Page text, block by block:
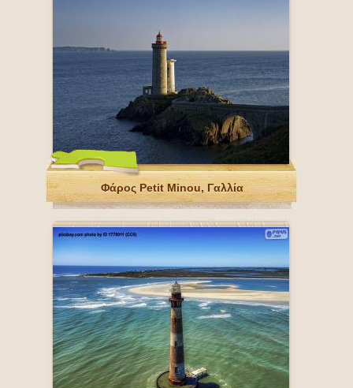
Φάρος Petit Minou, Γαλλία